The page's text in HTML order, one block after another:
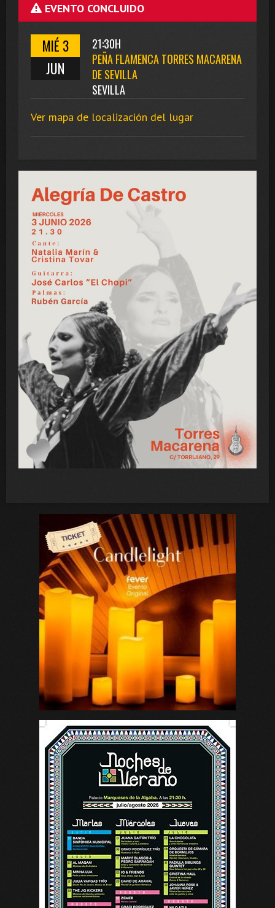
EVENTO CONCLUIDO
MIÉ 3
JUN
21:30H
PEÑA FLAMENCA TORRES MACARENA
DE SEVILLA
SEVILLA
Ver mapa de localización del lugar